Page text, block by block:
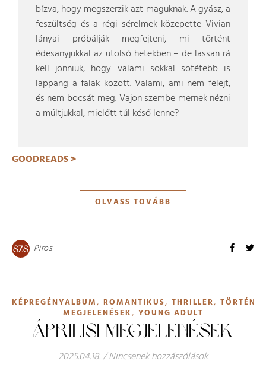
bízva, hogy megszerzik azt maguknak. A gyász, a
feszültség és a régi sérelmek közepette Vivian
lányai próbálják megfejteni, mi történt
édesanyjukkal az utolsó hetekben – de lassan rá
kell jönniük, hogy valami sokkal sötétebb is
lappang a falak között. Valami, ami nem felejt,
és nem bocsát meg. Vajon szembe mernek nézni
a múltjukkal, mielőtt túl késő lenne?
GOODREADS >
OLVASS TOVÁBB
Piros
KÉPREGÉNYALBUM, ROMANTIKUS, THRILLER,
MEGJELENÉSEK, YOUNG ADULT
ÁPRILISI MEGJELENÉSEK
2025.04.18./Nincsenek hozzászólások